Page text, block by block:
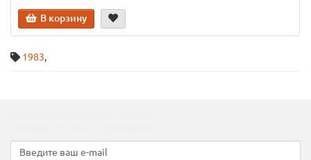
В корзину
1983,